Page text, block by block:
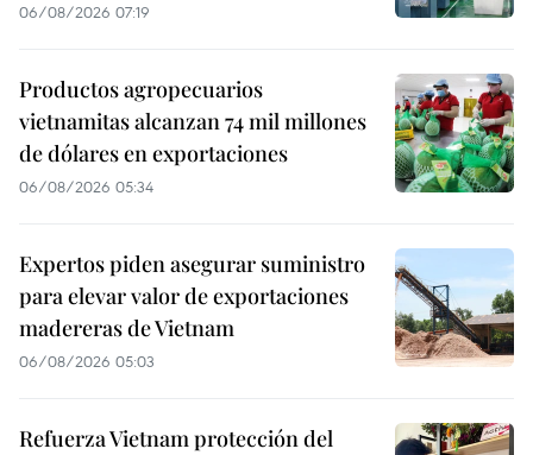
06/08/2026 07:19
Productos agropecuarios
vietnamitas alcanzan 74 mil millones
de dólares en exportaciones
06/08/2026 05:34
Expertos piden asegurar suministro
para elevar valor de exportaciones
madereras de Vietnam
06/08/2026 05:03
Refuerza Vietnam protección del